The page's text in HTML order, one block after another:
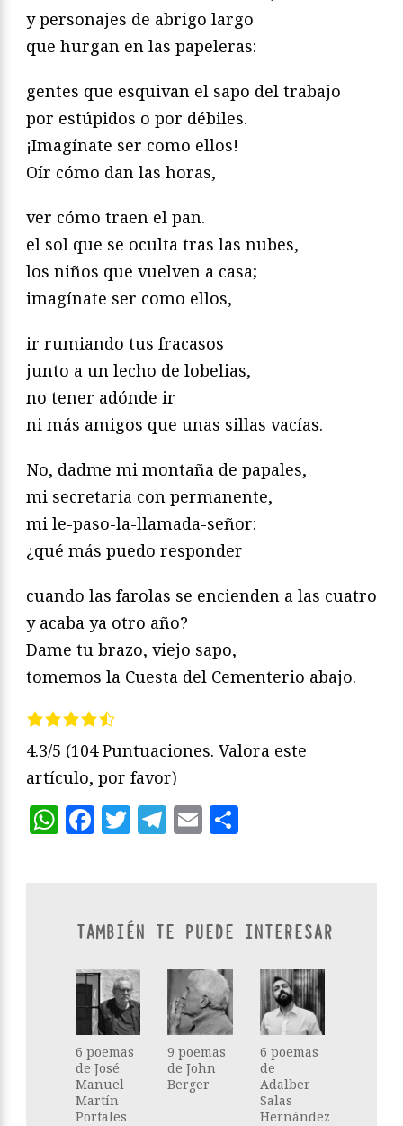
y personajes de abrigo largo
que hurgan en las papeleras:
gentes que esquivan el sapo del trabajo
por estúpidos o por débiles.
¡Imagínate ser como ellos!
Oír cómo dan las horas,
ver cómo traen el pan.
el sol que se oculta tras las nubes,
los niños que vuelven a casa;
imagínate ser como ellos,
ir rumiando tus fracasos
junto a un lecho de lobelias,
no tener adónde ir
ni más amigos que unas sillas vacías.
No, dadme mi montaña de papales,
mi secretaria con permanente,
mi le-paso-la-llamada-señor:
¿qué más puedo responder
cuando las farolas se encienden a las cuatro
y acaba ya otro año?
Dame tu brazo, viejo sapo,
tomemos la Cuesta del Cementerio abajo.
4.3/5 (104 Puntuaciones. Valora este
artículo, por favor)
WhatsApp
Facebook
Twitter
Telegram
Email
TAMBIÉN TE PUEDE INTERESAR
6 poemas
de José
Manuel
Martín
Portales
9 poemas
de John
Berger
6 poemas
de
Adalber
Salas
Hernández